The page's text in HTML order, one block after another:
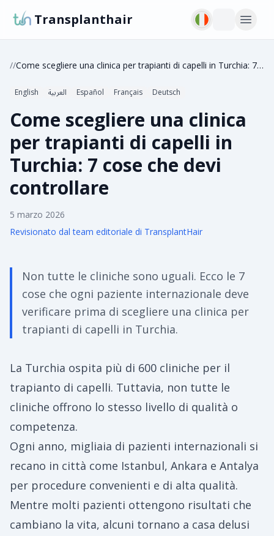
Transplanthair
// Come scegliere una clinica per trapianti di capelli in Turchia: 7 cose che devi controllare
English العربية Español Français Deutsch
Come scegliere una clinica
per trapianti di capelli in
Turchia: 7 cose che devi
controllare
5 marzo 2026
Revisionato dal team editoriale di TransplantHair
Non tutte le cliniche sono uguali. Ecco le 7
cose che ogni paziente internazionale deve
verificare prima di scegliere una clinica per
trapianti di capelli in Turchia.
La Turchia ospita più di 600 cliniche per il
trapianto di capelli. Tuttavia, non tutte le
cliniche offrono lo stesso livello di qualità o
competenza.
Ogni anno, migliaia di pazienti internazionali si
recano in città come Istanbul, Ankara e Antalya
per procedure convenienti e di alta qualità.
Mentre molti pazienti ottengono risultati che
cambiano la vita, alcuni tornano a casa delusi